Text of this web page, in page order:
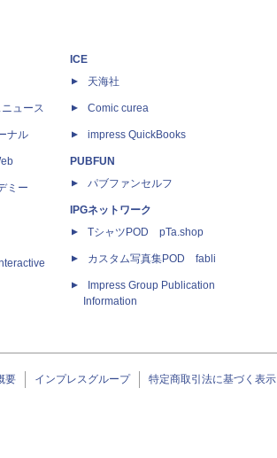
ュース
ナル
ミー
ICE
天海社
Comic curea
impress QuickBooks
PUBFUN
パブファンセルフ
IPGネットワーク
TシャツPOD pTa.shop
カスタム写真集POD fabli
Impress Group Publication
Information
要 インプレスグループ 特定商取引法に基づく表示